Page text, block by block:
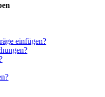
einfügen?